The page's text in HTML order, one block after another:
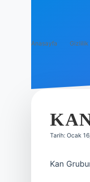
Anasayfa Gizlilik
Tarih: Ocak
Kan